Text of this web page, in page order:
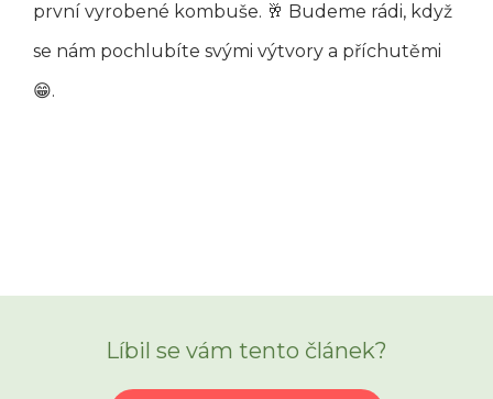
první vyrobené kombuše. 🥂 Budeme rádi, když
se nám pochlubíte svými výtvory a příchutěmi
😁.
Líbil se vám tento článek?